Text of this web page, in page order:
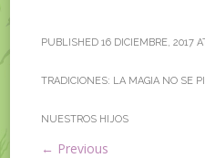
PUBLISHED16 DICIEMBRE, 2017
TRADICIONES: LA MAGIA NO SE
NUESTROS HIJOS
← Previous